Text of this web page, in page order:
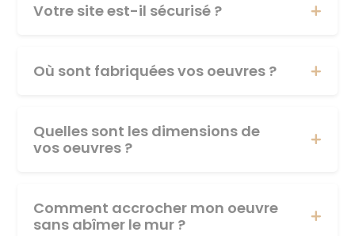
Votre site est-il sécurisé ?
Où sont fabriquées vos oeuvres ?
Quelles sont les dimensions de
vos oeuvres ?
Comment accrocher mon oeuvre
sans abîmer le mur ?